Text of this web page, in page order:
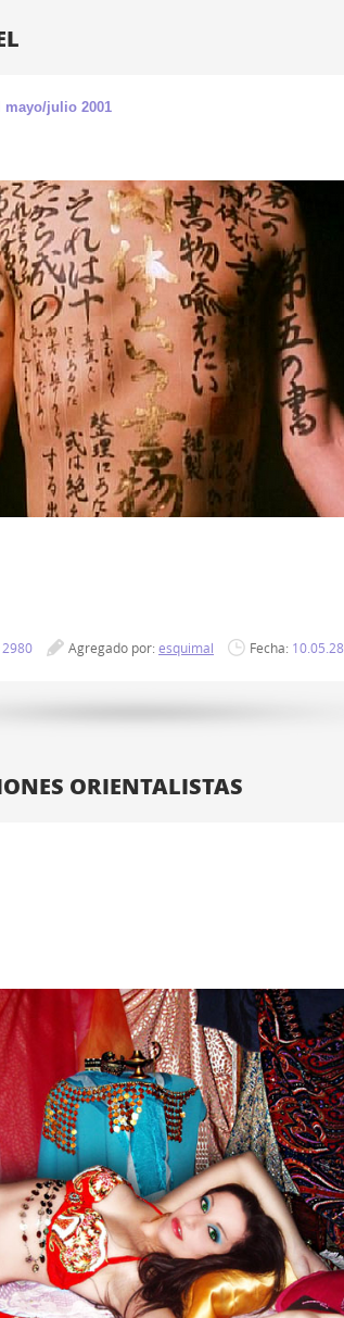
julio 2001
2980 Agregado por: esquimal Fecha: 10.05.28
ORIENTALISTAS